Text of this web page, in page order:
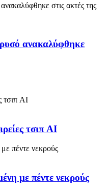
ανακαλύφθηκε
τσιπ AI
με πέντε νεκρούς